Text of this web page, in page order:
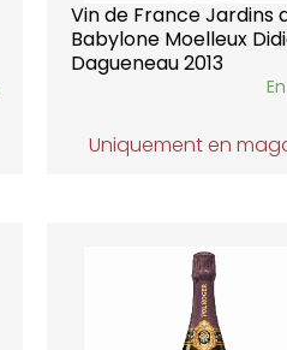
Vin de France Jardins
Babylone Moelleux
Dagueneau 2013
Uniquement en